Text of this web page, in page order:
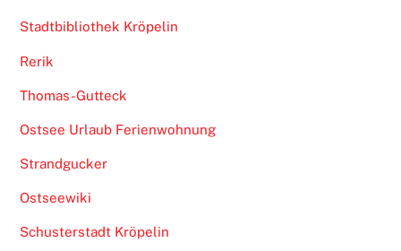
Stadtbibliothek Kröpelin
Rerik
Thomas-Gutteck
Ostsee Urlaub Ferienwohnung
Strandgucker
Ostseewiki
Schusterstadt Kröpelin